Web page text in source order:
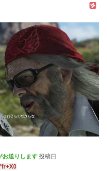
お送りします 投稿日